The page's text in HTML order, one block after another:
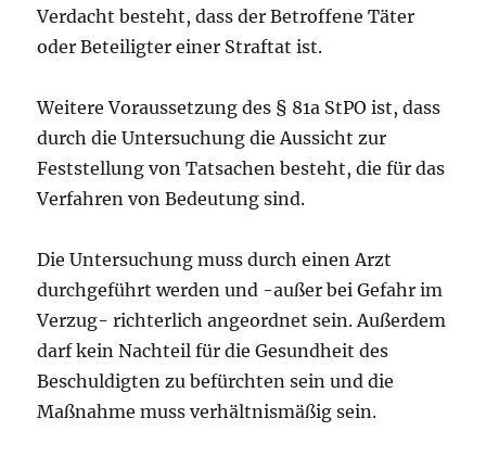
Verdacht besteht, dass der Betroffene Täter
oder Beteiligter einer Straftat ist.
Weitere Voraussetzung des § 81a StPO ist, dass
durch die Untersuchung die Aussicht zur
Feststellung von Tatsachen besteht, die für das
Verfahren von Bedeutung sind.
Die Untersuchung muss durch einen Arzt
durchgeführt werden und -außer bei Gefahr im
Verzug- richterlich angeordnet sein. Außerdem
darf kein Nachteil für die Gesundheit des
Beschuldigten zu befürchten sein und die
Maßnahme muss verhältnismäßig sein.